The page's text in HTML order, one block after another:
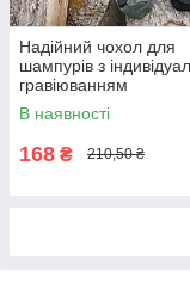
Надійний чохол для
шампурів з
гравіюванням
В наявності
168 ₴ 210,50 ₴